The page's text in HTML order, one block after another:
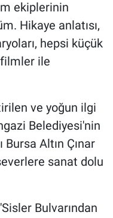
ekiplerinin
Hikaye anlatısı,
hepsi küçük
ile
ve yoğun ilgi
Belediyesi'nin
Altın Çınar
sanat dolu
Bulvarından